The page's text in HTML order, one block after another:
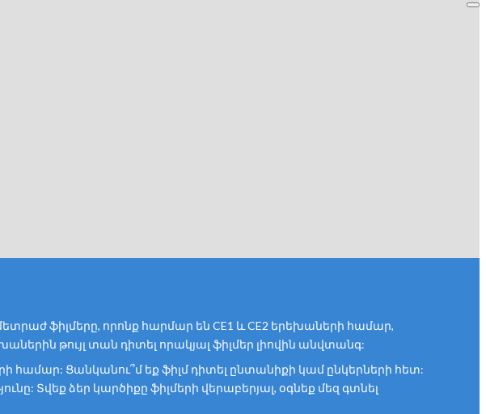
ֆիլմերը, որոնք հարմար են CE1 և CE2 երեխաների համար,
թույլ տան դիտել որակյալ ֆիլմեր լիովին անվտանգ:
համար: Ցանկանու՞մ եք ֆիլմ դիտել ընտանիքի կամ ընկերների հետ:
Տվեք ձեր կարծիքը ֆիլմերի վերաբերյալ, օգնեք մեզ գտնել